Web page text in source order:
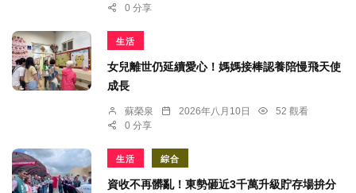
0 分享
生活
女兒離世仍延續愛心！媽媽接棒認養陪慢飛天使
成長
蘇榮泉 2026年八月10日
52 觀看
0 分享
生活 綜合
資收不再髒亂！東勢砸近3千萬升級貯存場拚分